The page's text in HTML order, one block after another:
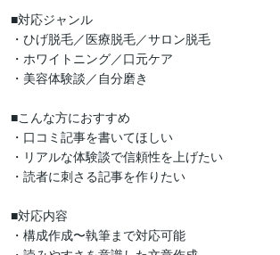
■対応ジャンル
・ひげ脱毛／医療脱毛／サロン脱毛
・ホワイトニング／口元ケア
・美容体験談／自分磨き
■こんな方におすすめ
・口コミ記事を書いてほしい
・リアルな体験談で信頼性を上げたい
・読者に刺さる記事を作りたい
■対応内容
・構成作成〜執筆まで対応可能